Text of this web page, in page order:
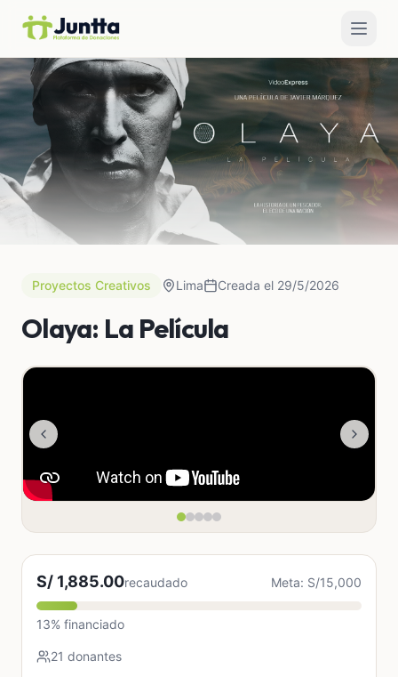
Proyectos Creativos Lima Creada el 29/5/2026
Olaya: La Película
S/ 1,885.00recaudado Meta: S/15,000
13% financiado
21 donantes